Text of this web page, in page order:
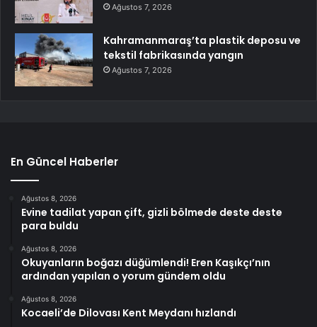
Ağustos 7, 2026
Kahramanmaraş’ta plastik deposu ve
tekstil fabrikasında yangın
Ağustos 7, 2026
En Güncel Haberler
Ağustos 8, 2026
Evine tadilat yapan çift, gizli bölmede deste deste
para buldu
Ağustos 8, 2026
Okuyanların boğazı düğümlendi! Eren Kaşıkçı’nın
ardından yapılan o yorum gündem oldu
Ağustos 8, 2026
Kocaeli’de Dilovası Kent Meydanı hızlandı